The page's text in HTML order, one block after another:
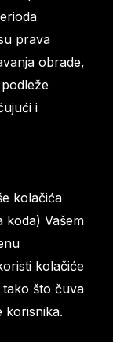
prava
obrade,
i
kolačića
koda) Vašem
kolačiće
tako što čuva
korisnika.